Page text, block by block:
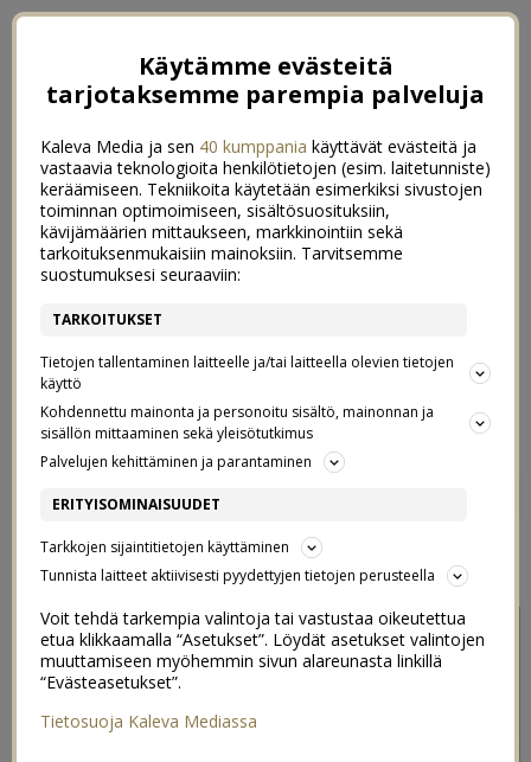
VÄHEMMÄN KEMIKAALEJA
LAPSILLE
17/04/2019
Käytämme evästeitä
tarjotaksemme parempia palveluja
Kaleva Media ja sen 40 kumppania käyttävät evästeitä ja
vastaavia teknologioita henkilötietojen (esim. laitetunniste)
keräämiseen. Tekniikoita käytetään esimerkiksi sivustojen
toiminnan optimoimiseen, sisältösuosituksiin,
kävijämäärien mittaukseen, markkinointiin sekä
tarkoituksenmukaisiin mainoksiin. Tarvitsemme
suostumuksesi seuraaviin:
TARKOITUKSET
Tietojen tallentaminen laitteelle ja/tai laitteella olevien tietojen
käyttö
Kohdennettu mainonta ja personoitu sisältö, mainonnan ja
sisällön mittaaminen sekä yleisötutkimus
Palvelujen kehittäminen ja parantaminen
ERITYISOMINAISUUDET
Tarkkojen sijaintitietojen käyttäminen
Tunnista laitteet aktiivisesti pyydettyjen tietojen perusteella
Voit tehdä tarkempia valintoja tai vastustaa oikeutettua
etua klikkaamalla “Asetukset”. Löydät asetukset valintojen
muuttamiseen myöhemmin sivun alareunasta linkillä
“Evästeasetukset”.
Tietosuoja Kaleva Mediassa